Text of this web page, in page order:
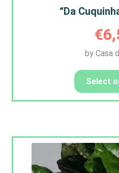
“Da
€
by Casa
Select